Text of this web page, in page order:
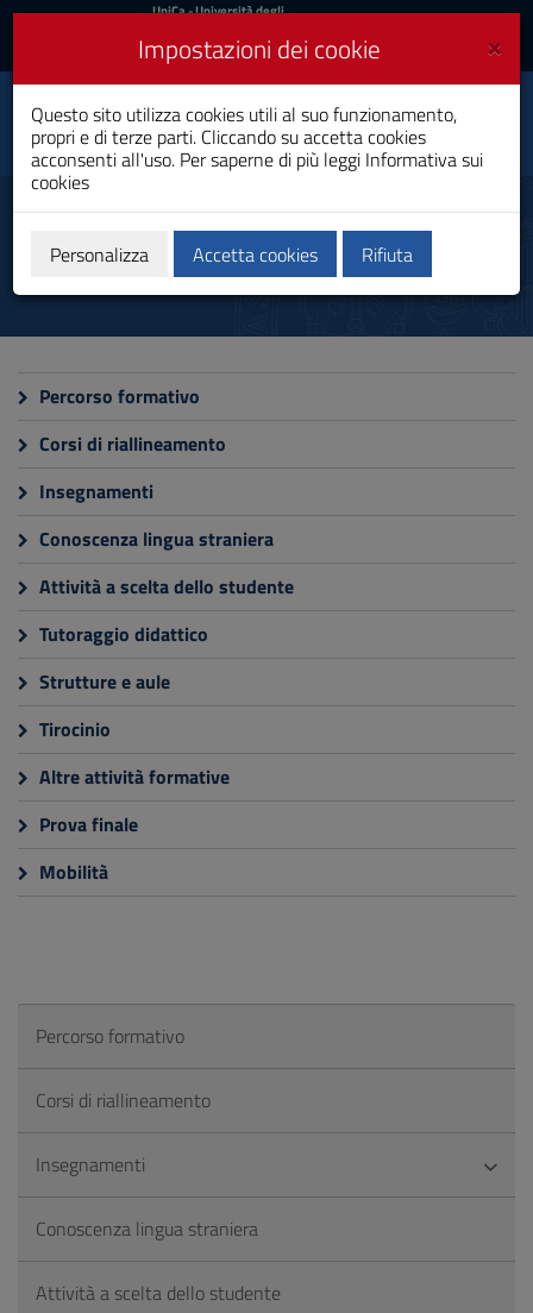
Vai
al
navigazione
sito
al
Footer
UniCa
Accedi
UniCa- Università degli
Accedi UniCA News
Toggle
navigation
dell’Amministrazione e
dell’Organizzazione
Laurea
Didattica
Percorso formativo
Corsi di riallineamento
Insegnamenti
Conoscenza lingua straniera
Attività a scelta dello studente
Tutoraggio didattico
Strutture e aule
Tirocinio
Altre attività formative
Prova finale
Mobilità
Percorso formativo
Corsi di riallineamento
Insegnamenti
Conoscenza lingua straniera
Attività a scelta dello studente
×
Impostazioni dei cookie
Questo sito utilizza cookies utili al suo funzionamento,
propri e di terze parti. Cliccando su accetta cookies
acconsenti all'uso. Per saperne di più leggi Informativa sui
cookies
Personalizza Accetta cookies Rifiuta